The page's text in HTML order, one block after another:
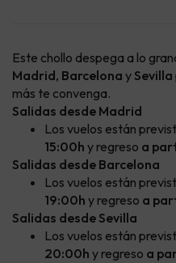
Este chollo despega a lo
Madrid, Barcelona y Sevilla
más te convenga.
Salidas desde Madrid
Los vuelos están
15:00h y regreso a
Salidas desde Barcelona
Los vuelos están
19:00h y regreso a
Salidas desde Sevilla
Los vuelos están
20:00h y regreso a